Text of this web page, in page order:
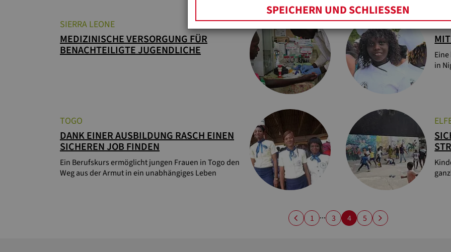
SIERRA LEONE
MEDIZINISCHE VERSORGUNG FÜR
BENACHTEILIGTE JUGENDLICHE
in
TOGO
DANK EINER AUSBILDUNG RASCH EINEN
SICHEREN JOB FINDEN
Ein Berufskurs ermöglicht jungen Frauen in Togo den
Weg aus der Armut in ein unabhängiges Leben
1 ... 3 4 5
SPEICHERN UND SCHLIESSEN